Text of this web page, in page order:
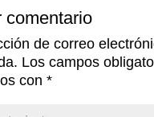
comentario
de correo
Los campos
con *